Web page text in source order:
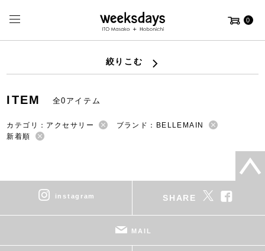
0
絞りこむ
ITEM 全0アイテム
カテゴリ：アクセサリー
ブランド：BELLEMAIN
新着順
instagram SHARE
MAIL